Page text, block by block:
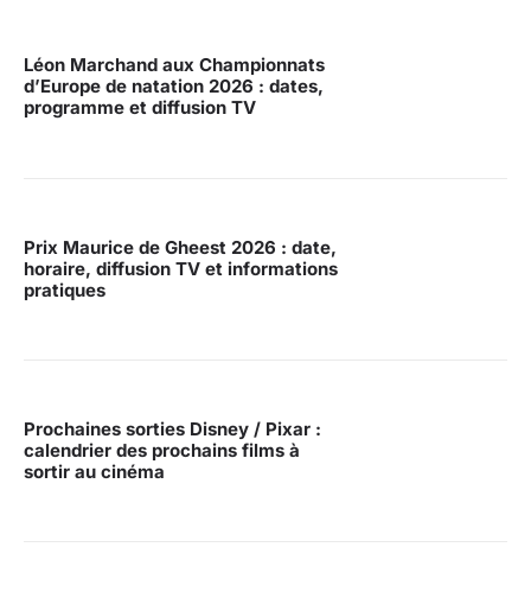
Léon Marchand aux Championnats
d’Europe de natation 2026 : dates,
programme et diffusion TV
Prix Maurice de Gheest 2026 : date,
horaire, diffusion TV et informations
pratiques
Prochaines sorties Disney / Pixar :
calendrier des prochains films à
sortir au cinéma